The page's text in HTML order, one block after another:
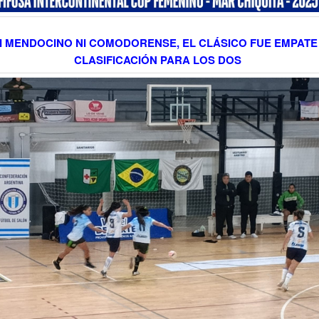
MENDOCINO NI COMODORENSE, EL CLÁSICO FUE
CLASIFICACIÓN PARA LOS DOS